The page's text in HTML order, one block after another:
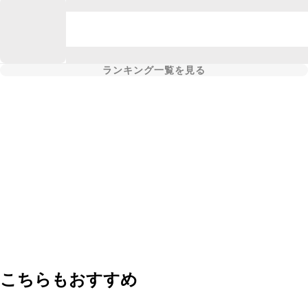
ランキング一覧を見る
こちらもおすすめ